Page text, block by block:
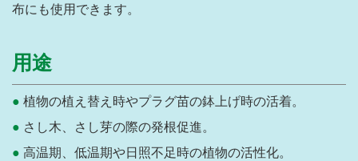
布にも使用できます。
用途
植物の植え替え時やプラグ苗の鉢上げ時の活着。
さし木、さし芽の際の発根促進。
高温期、低温期や日照不足時の植物の活性化。